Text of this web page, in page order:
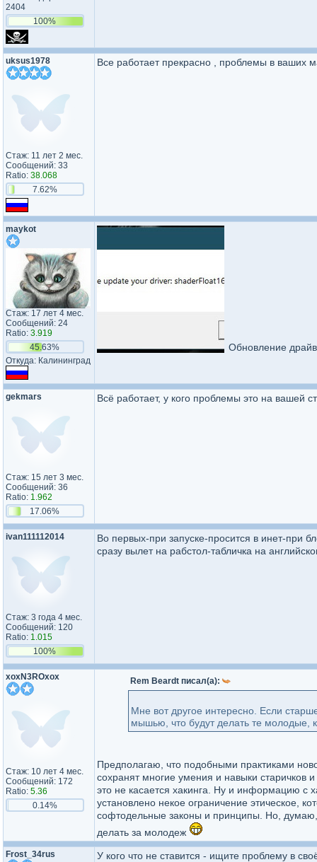
2404
100%
uksus1978
Стаж: 11 лет 2 мес.
Сообщений: 33
Ratio: 38.068
7.62%
Все работает прекрасно , проблемы в ваших
maykot
Стаж: 17 лет 4 мес.
Сообщений: 24
Ratio: 3.919
45.63%
Откуда: Калининград
Обновление
gekmars
Стаж: 15 лет 3 мес.
Сообщений: 36
Ratio: 1.962
17.06%
Всё работает, у кого проблемы это на вашей
ivan111112014
Стаж: 3 года 4 мес.
Сообщений: 120
Ratio: 1.015
100%
Во первых-при запуске-просится в инет-при
сразу вылет на рабстол-табличка на
xoxN3ROxox
Стаж: 10 лет 4 мес.
Сообщений: 172
Ratio: 5.36
0.14%
Rem Beardt писал(а):
Мне вот другое интересно. Если
мышью, что будут делать те молодые,
Предполагаю, что подобными практиками
сохранят многие умения и навыки
это не касается хакинга. Ну и информацию с
установлено некое ограничение этическое,
софтодельные законы и принципы. Но, думаю,
делать за молодеж
Frost_34rus
У кого что не ставится - ищите проблему в